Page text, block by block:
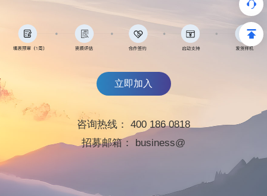
立即加入
咨询热线： 400 186 0818
招募邮箱： business@